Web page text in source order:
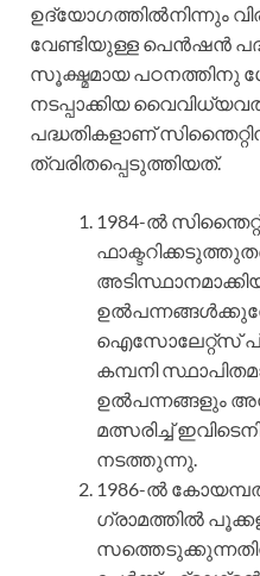
ഉദ്യോഗത്തില്‍നിന്നും
വേണ്ടിയുള്ള പെന്‍ഷന്‍
സൂക്ഷ്മമായ പഠനത്തിനു
നടപ്പാക്കിയ
പദ്ധതികളാണ്
ത്വരിതപ്പെടുത്തിയത്.
1984-ല്‍
ഐസോലേറ്റ്സ്
കമ്പനി
ഉല്‍പന്നങ്ങളും
മത്സരിച്ച്
നടത്തുന്നു.
1986-ല്‍
ഗ്രാമത്തില്‍